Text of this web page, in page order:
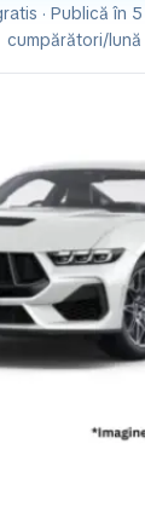
· Publică în
cumpărători/lună